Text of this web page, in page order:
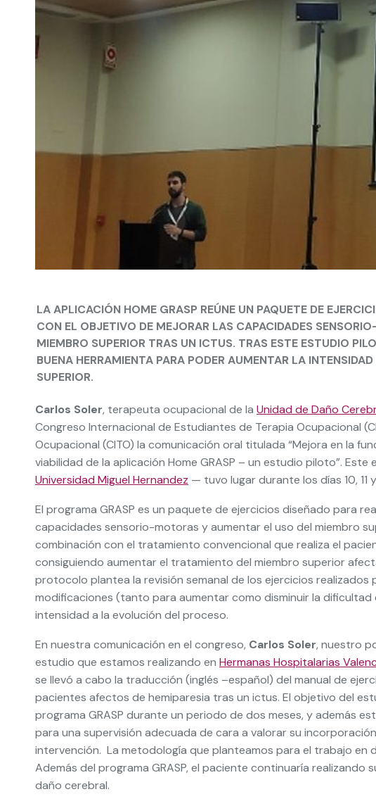
LA APLICACIÓN HOME GRASP REÚNE UN PAQUETE DE
CON EL OBJETIVO DE MEJORAR LAS CAPACIDADES
MIEMBRO SUPERIOR TRAS UN ICTUS. TRAS ESTE ESTUDIO
BUENA HERRAMIENTA PARA PODER AUMENTAR LA
SUPERIOR.
Carlos Soler, terapeuta ocupacional de la Unidad de Daño
Congreso Internacional de Estudiantes de Terapia Ocupacional
Ocupacional (CITO) la comunicación oral titulada “Mejora en la
viabilidad de la aplicación Home GRASP – un estudio piloto”.
Universidad Miguel Hernandez — tuvo lugar durante los días 10, 11
El programa GRASP es un paquete de ejercicios diseñado para
capacidades sensorio-motoras y aumentar el uso del miembro
combinación con el tratamiento convencional que realiza el
consiguiendo aumentar el tratamiento del miembro superior
protocolo plantea la revisión semanal de los ejercicios
modificaciones (tanto para aumentar como disminuir la
intensidad a la evolución del proceso.
En nuestra comunicación en el congreso, Carlos Soler, nuestro
estudio que estamos realizando en Hermanas Hospitalarias
se llevó a cabo la traducción (inglés –español) del manual de
pacientes afectos de hemiparesia tras un ictus. El objetivo del
programa GRASP durante un periodo de dos meses, y además
para una supervisión adecuada de cara a valorar su
intervención. La metodología que planteamos para el trabajo en
Además del programa GRASP, el paciente continuaría
daño cerebral.